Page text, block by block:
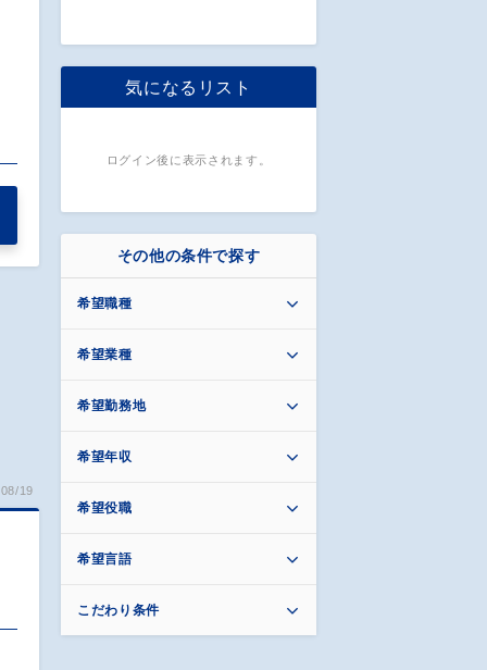
19
気になるリスト
ログイン後に表示されます。
その他の条件で探す
希望職種
希望業種
希望勤務地
希望年収
希望役職
希望言語
こだわり条件